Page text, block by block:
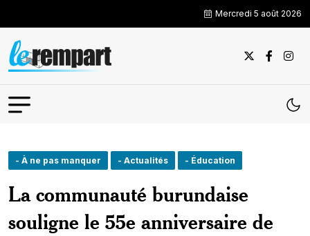
Mercredi 5 août 2026
- À ne pas manquer - Actualités - Éducation
La communauté burundaise
souligne le 55e anniversaire de